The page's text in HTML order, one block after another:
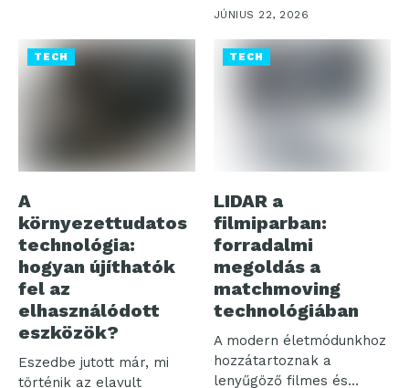
JÚNIUS 22, 2026
TECH
A
környezettudatos
technológia:
hogyan újíthatók
fel az
elhasználódott
eszközök?
Eszedbe jutott már, mi
történik az elavult
TECH
LIDAR a
filmiparban:
forradalmi
megoldás a
matchmoving
technológiában
A modern életmódunkhoz
hozzátartoznak a
lenyűgöző filmes és